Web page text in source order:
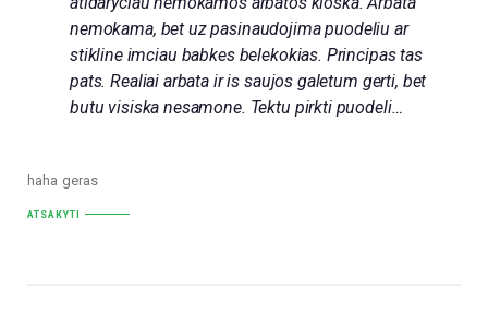
nemokama, bet uz pasinaudojima puodeliu ar
stikline imciau babkes belekokias. Principas tas
pats. Realiai arbata ir is saujos galetum gerti, bet
butu visiska nesamone. Tektu pirkti puodeli…
haha geras
ATSAKYTI